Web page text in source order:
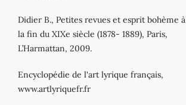
Didier B., Petites revues et esprit bohème à
la fin du XIXe siècle (1878- 1889), Paris,
L’Harmattan, 2009.
Encyclopédie de l'art lyrique français,
www.artlyriquefr.fr